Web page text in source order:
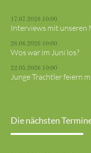
17.07.2026 10:00
Interviews mit unseren
26.06.2026 10:00
Wos war im Juni los?
22.05.2026 10:00
Junge Trachtler feiern
Die nächsten